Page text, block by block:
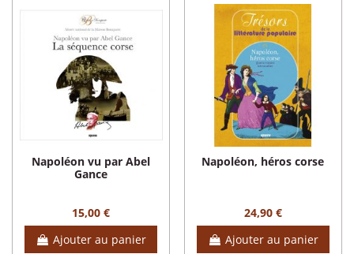
Napoléon vu par Abel
Gance
15,00 €
Ajouter au panier
Napoléon, héros corse
24,90 €
Ajouter au panier